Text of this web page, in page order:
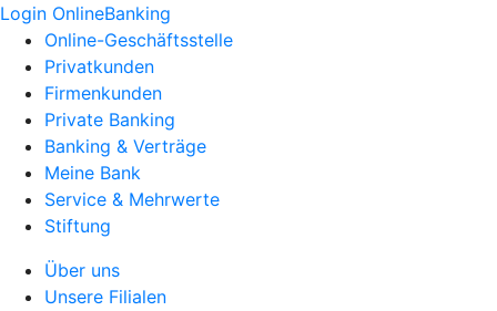
Login OnlineBanking
Online-Geschäftsstelle
Privatkunden
Firmenkunden
Private Banking
Banking & Verträge
Meine Bank
Service & Mehrwerte
Stiftung
Über uns
Unsere Filialen